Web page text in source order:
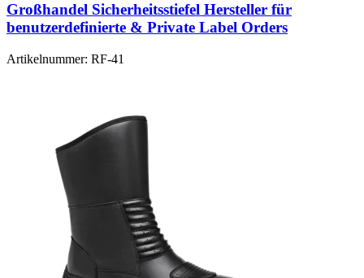
Großhandel Sicherheitsstiefel Hersteller für
benutzerdefinierte & Private Label Orders
Artikelnummer: RF-41